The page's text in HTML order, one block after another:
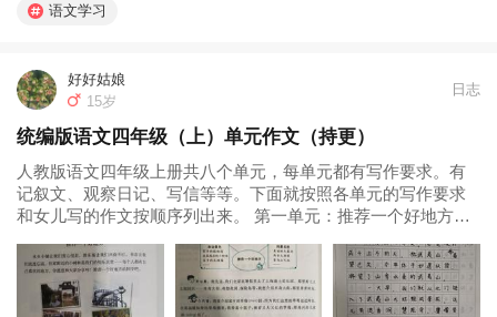
时间1小时，周五周六1-1.5个小时。这样投入到数学和英语每课
语文学习
好好姑娘
15岁
日志
统编版语文四年级（上）单元作文（持更）
人教版语文四年级上册共八个单元，每单元都有写作要求。有
记叙文、观察日记、写信等等。下面就按照各单元的写作要求
和女儿写的作文按顺序列出来。 第一单元：推荐一个好地方
儿的作文： 第二单元：小小“动物园”（写人） 语文书上的要求
辅导书上的指导...